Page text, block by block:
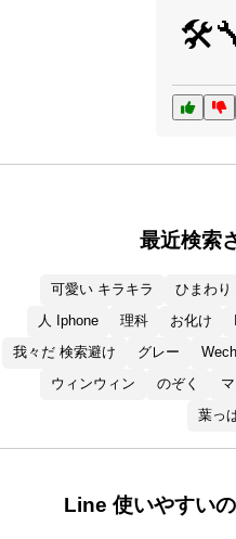
最近検索
可愛い キラキラ
人 Iphone
理科 お化け
我々だ 検索避け
グレー
ウィンウィン
のぞく
Line 使いやすい